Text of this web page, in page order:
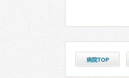
病院TOP